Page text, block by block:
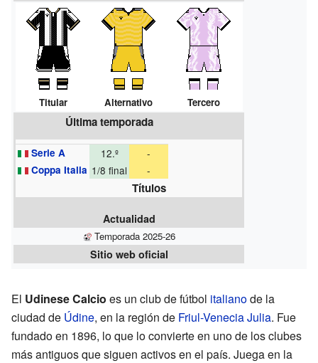
Titular Alternativo Tercero
Última temporada
Serie A 12.º -
Coppa Italia 1/8 final -
Títulos
Actualidad
Temporada 2025-26
Sitio web oficial
El Udinese Calcio es un club de fútbol italianode la
ciudad de Údine, en la región de Friul-Venecia Julia. Fue
fundado en 1896, lo que lo convierte en uno de los clubes
más antiguos que siguen activos en el país. Juega en la